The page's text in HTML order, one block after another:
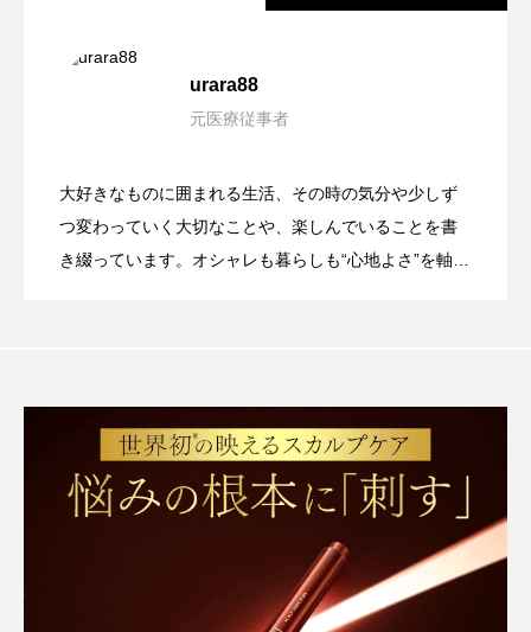
urara88
元医療従事者
大好きなものに囲まれる生活、その時の気分や少しず
つ変わっていく大切なことや、楽しんでいることを書
き綴っています。オシャレも暮らしも“心地よさ”を軸
2026.06.03
できる6つのこと
2026.04.02 バストケアは本当に必要？「しなきゃ」
由｜30代・40代・50代の変化